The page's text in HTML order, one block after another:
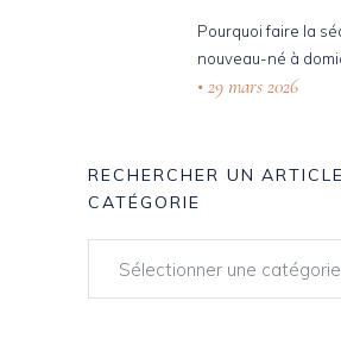
Pourquoi faire la
nouveau-né à
29 mars 2026
RECHERCHER UN
CATÉGORIE